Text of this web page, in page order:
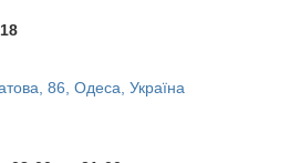
86, Одеса, Україна